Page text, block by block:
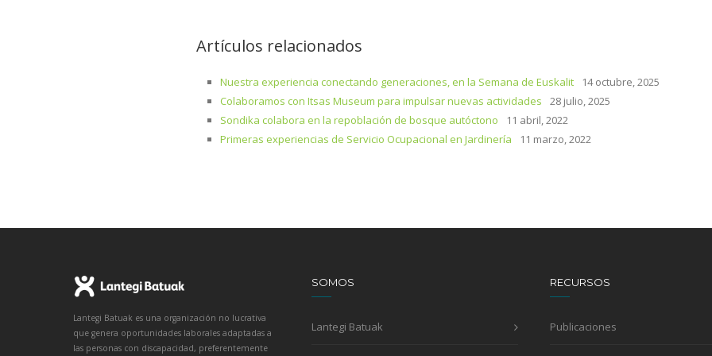
Artículos relacionados
Nuestra experiencia conectando generaciones, en la Semana de Euskalit
14 octubre, 2025
Colaboramos con Itsas Museum para impulsar nuevas actividades
28 julio, 2025
Sondika colabora en la repoblación de bosque autóctono
11 abril, 2022
Primeras experiencias de Servicio Ocupacional en Jardinería
11 marzo, 2022
Lantegi Batuak es una organización no lucrativa
que genera oportunidades laborales adaptadas a
las personas con discapacidad, preferentemente
SOMOS
Lantegi Batuak
RECURSOS
Publicaciones